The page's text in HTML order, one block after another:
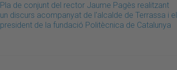
Pla de conjunt del rector Jaume Pagès realitzant
un discurs acompanyat de l'alcalde de Terrassa i el
president de la fundació Politècnica de Catalunya